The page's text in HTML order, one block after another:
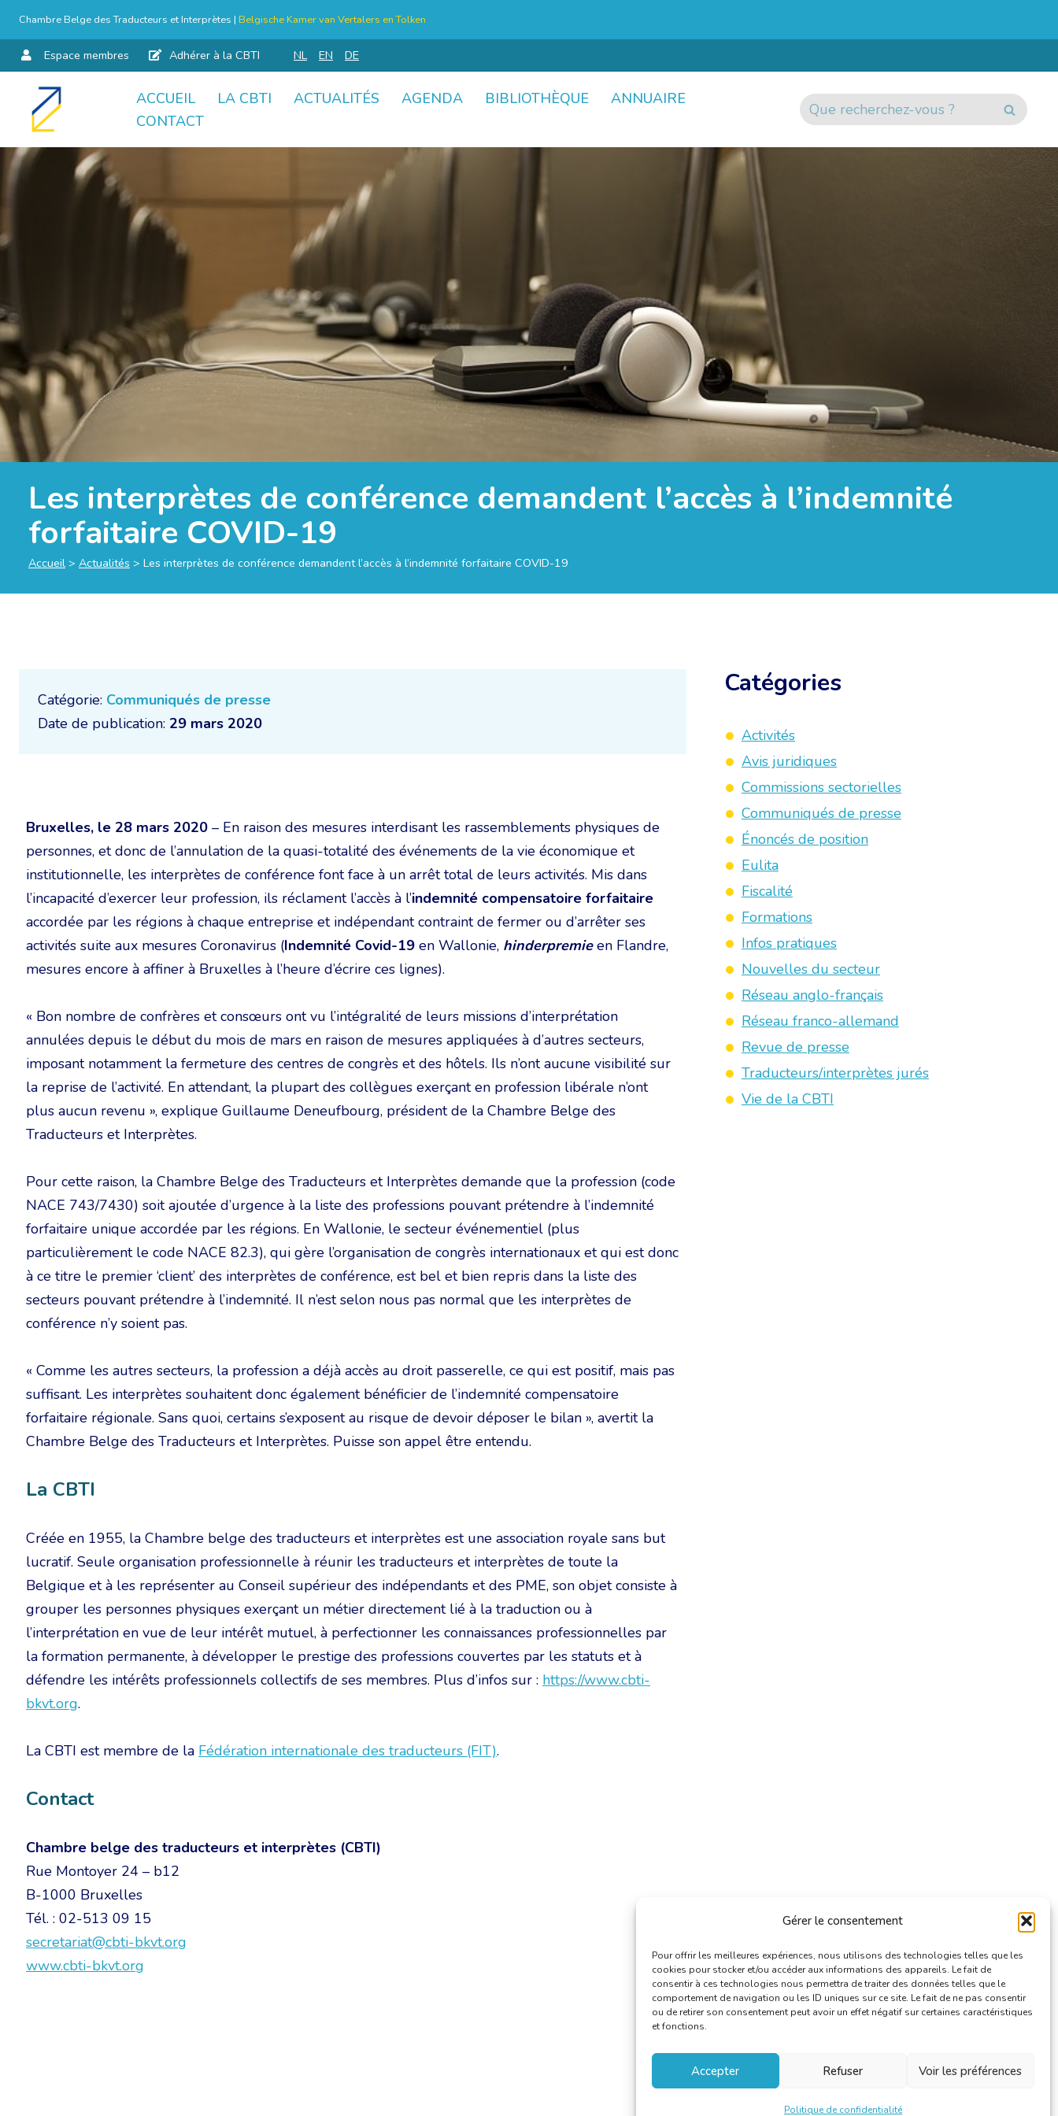
Gérer le consentement
Pour offrir les meilleures expériences, nous utilisons des technologies telles que les
cookies pour stocker et/ou accéder aux informations des appareils. Le fait de
consentir à ces technologies nous permettra de traiter des données telles que le
comportement de navigation ou les ID uniques sur ce site. Le fait de ne pas consentir
ou de retirer son consentement peut avoir un effet négatif sur certaines caractéristiques
et fonctions.
Accepter Refuser Voir les préférences
Politique de confidentialité
Chambre Belge des Traducteurs et Interprètes | Belgische Kamer van Vertalers en Tolken
Espace membres Adhérer à la CBTI NL EN DE
Aller
contenu
ACCUEIL LA CBTI ACTUALITÉS AGENDA BIBLIOTHÈQUE
ANNUAIRE
CONTACT
Les interprètes de conférence demandent l’accès à l’indemnité
forfaitaire COVID-19
Accueil > Actualités > Les interprètes de conférence demandent l’accès à l’indemnité forfaitaire COVID-19
Catégorie: Communiqués de presse
Date de publication: 29 mars 2020
Bruxelles, le 28 mars 2020 – En raison des mesures interdisant les rassemblements physiques de
personnes, et donc de l’annulation de la quasi-totalité des événements de la vie économique et
institutionnelle, les interprètes de conférence font face à un arrêt total de leurs activités. Mis dans
l’incapacité d’exercer leur profession, ils réclament l’accès à l’indemnité compensatoire forfaitaire
accordée par les régions à chaque entreprise et indépendant contraint de fermer ou d’arrêter ses
activités suite aux mesures Coronavirus (Indemnité Covid-19 en Wallonie, hinderpremieen Flandre,
mesures encore à affiner à Bruxelles à l’heure d’écrire ces lignes).
« Bon nombre de confrères et consœurs ont vu l’intégralité de leurs missions d’interprétation
annulées depuis le début du mois de mars en raison de mesures appliquées à d’autres secteurs,
imposant notamment la fermeture des centres de congrès et des hôtels. Ils n’ont aucune visibilité sur
la reprise de l’activité. En attendant, la plupart des collègues exerçant en profession libérale n’ont
plus aucun revenu », explique Guillaume Deneufbourg, président de la Chambre Belge des
Traducteurs et Interprètes.
Pour cette raison, la Chambre Belge des Traducteurs et Interprètes demande que la profession (code
NACE 743/7430) soit ajoutée d’urgence à la liste des professions pouvant prétendre à l’indemnité
forfaitaire unique accordée par les régions. En Wallonie, le secteur événementiel (plus
particulièrement le code NACE 82.3), qui gère l’organisation de congrès internationaux et qui est donc
à ce titre le premier ‘client’ des interprètes de conférence, est bel et bien repris dans la liste des
secteurs pouvant prétendre à l’indemnité. Il n’est selon nous pas normal que les interprètes de
conférence n’y soient pas.
« Comme les autres secteurs, la profession a déjà accès au droit passerelle, ce qui est positif, mais pas
suffisant. Les interprètes souhaitent donc également bénéficier de l’indemnité compensatoire
forfaitaire régionale. Sans quoi, certains s’exposent au risque de devoir déposer le bilan », avertit la
Chambre Belge des Traducteurs et Interprètes. Puisse son appel être entendu.
La CBTI
Créée en 1955, la Chambre belge des traducteurs et interprètes est une association royale sans but
lucratif. Seule organisation professionnelle à réunir les traducteurs et interprètes de toute la
Belgique et à les représenter au Conseil supérieur des indépendants et des PME, son objet consiste à
grouper les personnes physiques exerçant un métier directement lié à la traduction ou à
l’interprétation en vue de leur intérêt mutuel, à perfectionner les connaissances professionnelles par
la formation permanente, à développer le prestige des professions couvertes par les statuts et à
défendre les intérêts professionnels collectifs de ses membres. Plus d’infos sur : https://www.cbti-
bkvt.org.
La CBTI est membre de la Fédération internationale des traducteurs (FIT).
Contact
Chambre belge des traducteurs et interprètes (CBTI)
Rue Montoyer 24 – b12
B-1000 Bruxelles
Tél. : 02-513 09 15
secretariat@cbti-bkvt.org
www.cbti-bkvt.org
Catégories
Activités
Avis juridiques
Commissions sectorielles
Communiqués de presse
Énoncés de position
Eulita
Fiscalité
Formations
Infos pratiques
Nouvelles du secteur
Réseau anglo-français
Réseau franco-allemand
Revue de presse
Traducteurs/interprètes jurés
Vie de la CBTI